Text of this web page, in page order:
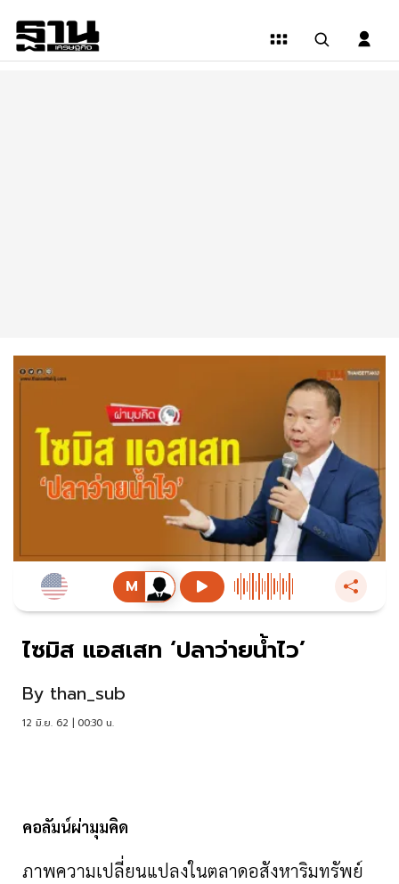
ไซมิส แอสเสท ‘ปลาว่ายนํ้าไว’
By than_sub
12 มิ.ย. 62 | 00:30 น.
คอลัมน์ผ่ามุมคิด
ภาพความเปลี่ยนแปลงในตลาดอสังหาริมทรัพย์